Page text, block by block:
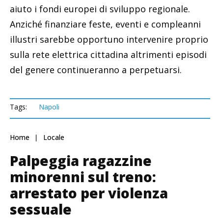
aiuto i fondi europei di sviluppo regionale.
Anziché finanziare feste, eventi e compleanni
illustri sarebbe opportuno intervenire proprio
sulla rete elettrica cittadina altrimenti episodi
del genere continueranno a perpetuarsi.
Tags: Napoli
Home Locale
Palpeggia ragazzine
minorenni sul treno:
arrestato per violenza
sessuale